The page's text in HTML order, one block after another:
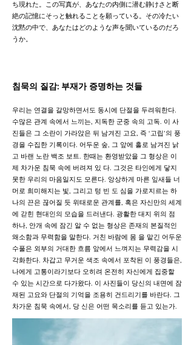
ち現れた。この写真が、あなたの内側に潜む静けさと断
絶の記憶にそっと触れることを願っている。その冷たい
沈黙の中で、あなたはどのような声を聞いているのだろ
うか。
침묵의 질감: 부재가 증명하는 것들
우리는 연결을 갈망하면서도 동시에 단절을 두려워한다.
수많은 관계 속에서 느끼는, 지독한 군중 속의 고독. 이 사
진들은 그 소란이 가라앉은 뒤 남겨진 고요, 즉 ‘고립’의 풍
경을 수집한 기록이다. 어두운 숲, 그 앞에 홀로 남겨진 낡
고 바랜 노란 백조 보트. 한때는 환영받았을 그 형상은 이
제 차가운 침묵 속에 버려져 있 다. 그것은 타인에게 닿지
못한 우리의 마음일지도 모른다. 앙상하게 마른 잎새들 너
머로 희미해지는 빛, 그리고 텅 빈 도 심을 가로지르는 하
나의 끈은 끊어질 듯 위태로운 관계를, 혹은 자신만의 세계
에 갇힌 현대인의 모습을 드러낸다. 광활한 대지 위의 점
하나, 안개 속에 잠긴 알 수 없는 형상은 존재의 본질적인
왜소함과 무력함을 말한다. 거친 바람에 몸 을 맡긴 어두운
수풀은 외부의 거대한 흐름 앞에서 느껴지는 무력감을 시
각화한다. 차갑고 무거운 색조 속에서 포착된 이 풍경들은,
나에게 고통이라기보다 오히려 온전히 자신에게 집중할
수 있는 시간으로 다가왔다. 이 사진들이 당신의 내면에 잠
재된 고요와 단절의 기억을 조용히 건드리기를 바란다. 그
차가운 침묵 속에서, 당 신은 어떤 목소리를 듣고 있는가.